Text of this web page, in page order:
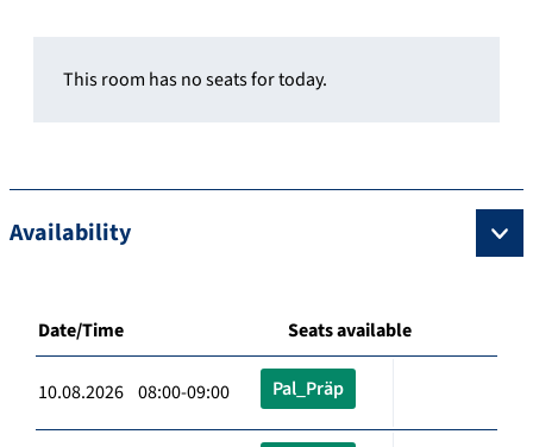
This room has no seats for today.
Availability
Date/Time Seats available
10.08.2026 08:00-09:00 Pal_Präp